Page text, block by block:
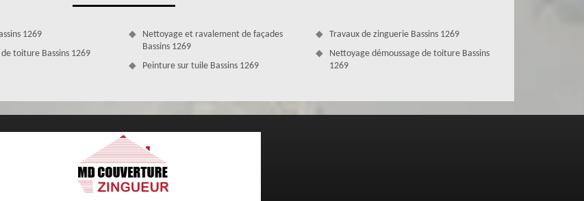
MD Couverture Zingueur
intervention est propre à un couvreur professionnel et
les techniques de rénovation de toiture. Installée dans
1269
toiture Bassins 1269
Nettoyage et ravalement de façades
Bassins 1269
Peinture sur tuile Bassins 1269
Travaux de zinguerie Bassins 1269
Nettoyage démoussage de toiture Bassins
1269